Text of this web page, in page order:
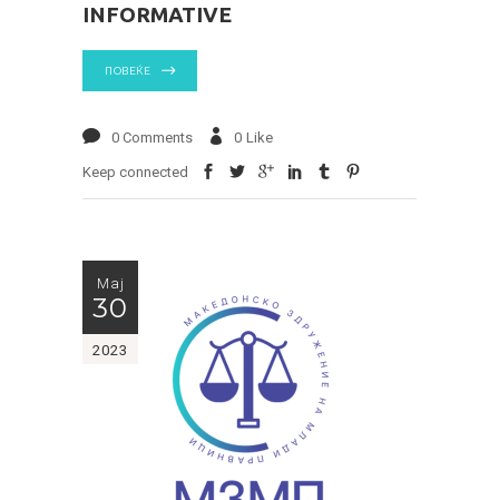
INFORMATIVE
ПОВЕЌЕ
0 Comments 0 Like
Keep connected
Мај
30
2023